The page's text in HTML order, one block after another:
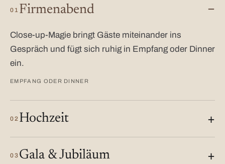
01 Firmenabend
Close-up-Magie bringt Gäste miteinander ins
Gespräch und fügt sich ruhig in Empfang oder Dinner
ein.
EMPFANG ODER DINNER
02 Hochzeit
03 Gala & Jubiläum